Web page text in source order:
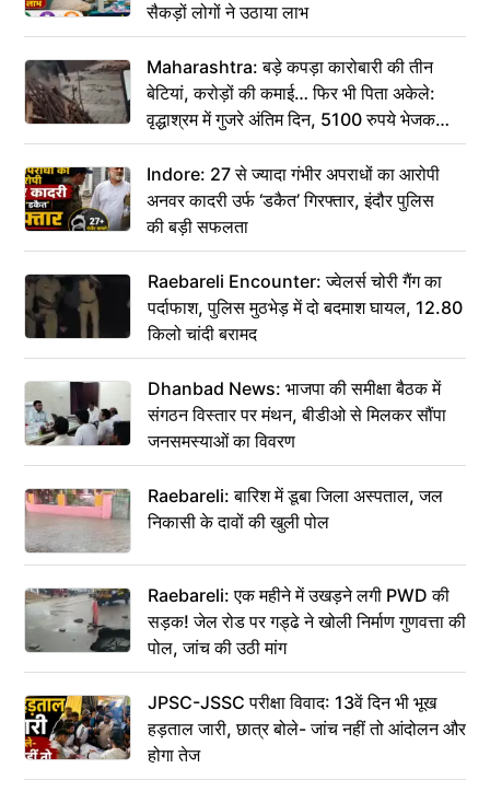
सैकड़ों लोगों ने उठाया लाभ
Maharashtra: बड़े कपड़ा कारोबारी की तीन
बेटियां, करोड़ों की कमाई… फिर भी पिता अकेले:
वृद्धाश्रम में गुजरे अंतिम दिन, 5100 रुपये भेजकर
कहा– अंतिम संस्कार कर दीजिए हम नहीं आ पाएंगे
Indore: 27 से ज्यादा गंभीर अपराधों का आरोपी
अनवर कादरी उर्फ ‘डकैत’ गिरफ्तार, इंदौर पुलिस
की बड़ी सफलता
Raebareli Encounter: ज्वेलर्स चोरी गैंग का
पर्दाफाश, पुलिस मुठभेड़ में दो बदमाश घायल, 12.80
किलो चांदी बरामद
Dhanbad News: भाजपा की समीक्षा बैठक में
संगठन विस्तार पर मंथन, बीडीओ से मिलकर सौंपा
जनसमस्याओं का विवरण
Raebareli: बारिश में डूबा जिला अस्पताल, जल
निकासी के दावों की खुली पोल
Raebareli: एक महीने में उखड़ने लगी PWD की
सड़क! जेल रोड पर गड्ढे ने खोली निर्माण गुणवत्ता की
पोल, जांच की उठी मांग
JPSC-JSSC परीक्षा विवाद: 13वें दिन भी भूख
हड़ताल जारी, छात्र बोले- जांच नहीं तो आंदोलन और
होगा तेज